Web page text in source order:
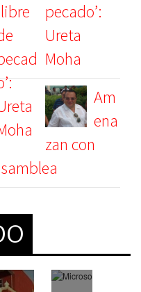
pecado’:
Ureta
Moha
Am
ena
zan con